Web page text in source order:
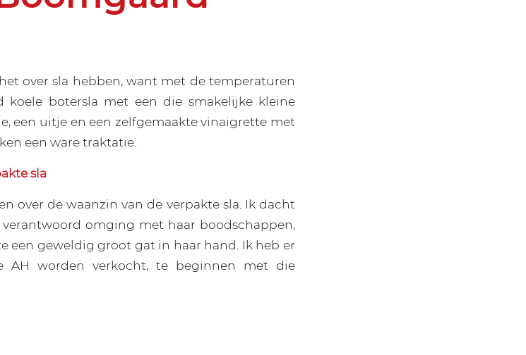
over sla hebben, want met de temperaturen
botersla met een die smakelijke kleine
een uitje en een zelfgemaakte vinaigrette met
een ware traktatie.
sla
over de waanzin van de verpakte sla. Ik dacht
omging met haar boodschappen,
een geweldig groot gat in haar hand. Ik heb er
worden verkocht, te beginnen met die